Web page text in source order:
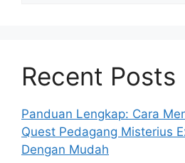
Recent Posts
Panduan Lengkap: Cara
Quest Pedagang Misterius
Dengan Mudah